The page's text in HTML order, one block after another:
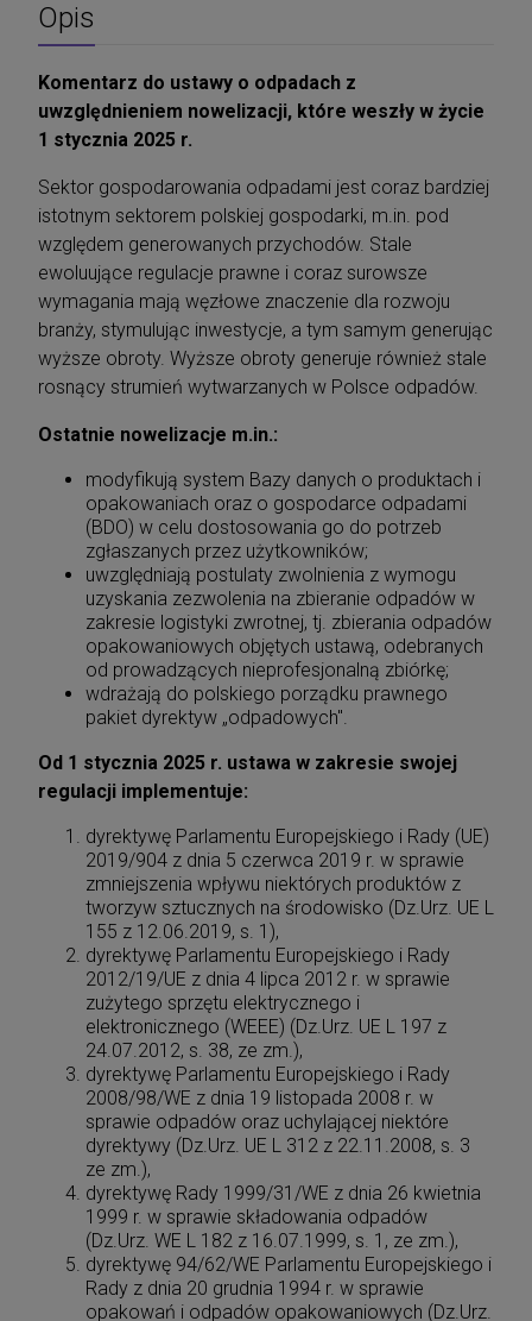
Opis
Komentarz do ustawy o odpadach z
uwzględnieniem nowelizacji, które weszły w życie
1 stycznia 2025 r.
Sektor gospodarowania odpadami jest coraz bardziej
istotnym sektorem polskiej gospodarki, m.in. pod
względem generowanych przychodów. Stale
ewoluujące regulacje prawne i coraz surowsze
wymagania mają węzłowe znaczenie dla rozwoju
branży, stymulując inwestycje, a tym samym generując
wyższe obroty. Wyższe obroty generuje również stale
rosnący strumień wytwarzanych w Polsce odpadów.
Ostatnie nowelizacje m.in.:
modyfikują system Bazy danych o produktach i
opakowaniach oraz o gospodarce odpadami
(BDO) w celu dostosowania go do potrzeb
zgłaszanych przez użytkowników;
uwzględniają postulaty zwolnienia z wymogu
uzyskania zezwolenia na zbieranie odpadów w
zakresie logistyki zwrotnej, tj. zbierania odpadów
opakowaniowych objętych ustawą, odebranych
od prowadzących nieprofesjonalną zbiórkę;
wdrażają do polskiego porządku prawnego
pakiet dyrektyw „odpadowych".
Od 1 stycznia 2025 r. ustawa w zakresie swojej
regulacji implementuje:
dyrektywę Parlamentu Europejskiego i Rady (UE)
2019/904 z dnia 5 czerwca 2019 r. w sprawie
zmniejszenia wpływu niektórych produktów z
tworzyw sztucznych na środowisko (Dz.Urz. UE L
155 z 12.06.2019, s. 1),
dyrektywę Parlamentu Europejskiego i Rady
2012/19/UE z dnia 4 lipca 2012 r. w sprawie
zużytego sprzętu elektrycznego i
elektronicznego (WEEE) (Dz.Urz. UE L 197 z
24.07.2012, s. 38, ze zm.),
dyrektywę Parlamentu Europejskiego i Rady
2008/98/WE z dnia 19 listopada 2008 r. w
sprawie odpadów oraz uchylającej niektóre
dyrektywy (Dz.Urz. UE L 312 z 22.11.2008, s. 3
ze zm.),
dyrektywę Rady 1999/31/WE z dnia 26 kwietnia
1999 r. w sprawie składowania odpadów
(Dz.Urz. WE L 182 z 16.07.1999, s. 1, ze zm.),
dyrektywę 94/62/WE Parlamentu Europejskiego i
Rady z dnia 20 grudnia 1994 r. w sprawie
opakowań i odpadów opakowaniowych (Dz.Urz.